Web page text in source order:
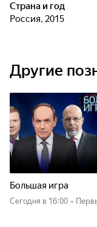
Страна и год
Россия, 2015
Другие
Большая игра
Сегодня в 16:00 •